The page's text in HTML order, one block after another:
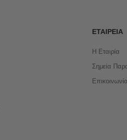
ΕΤΑΙΡΕΊΑ
Η Εταιρία
Σημεία
Επικοινωνία